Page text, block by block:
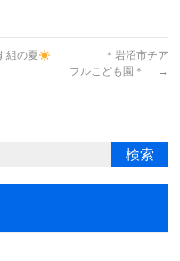
組の夏
＊岩沼市チア
フルこども園＊
→